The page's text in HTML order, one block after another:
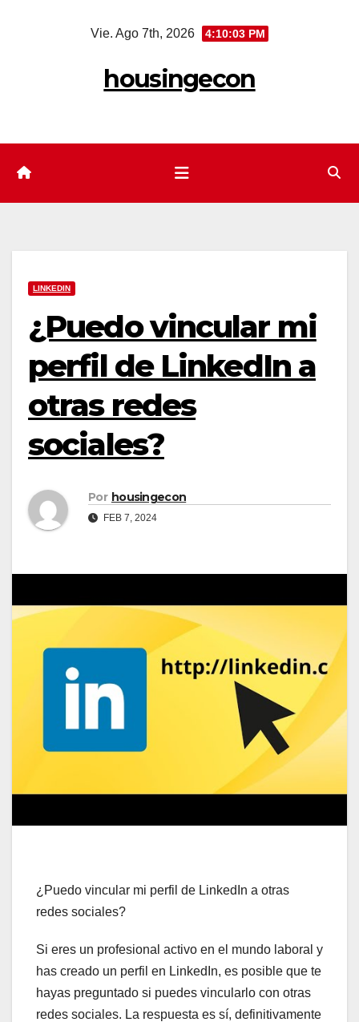
Vie. Ago 7th, 2026 4:10:04 PM
housingecon
LINKEDIN
¿Puedo vincular mi
perfil de LinkedIn a
otras redes
sociales?
Por housingecon
FEB 7, 2024
¿Puedo vincular mi perfil de LinkedIn a otras
redes sociales?
Si eres un profesional activo en el mundo laboral y
has creado un perfil en LinkedIn, es posible que te
hayas preguntado si puedes vincularlo con otras
redes sociales. La respuesta es sí, definitivamente